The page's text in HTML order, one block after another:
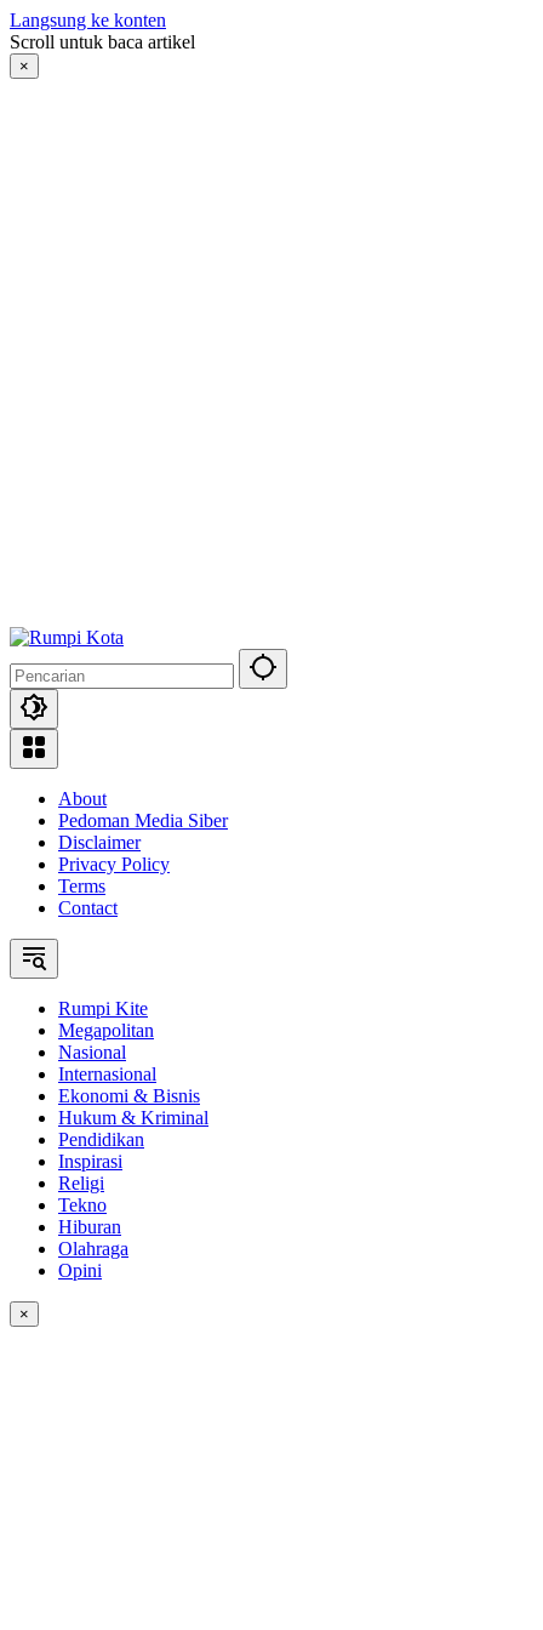
Langsung ke konten
Scroll untuk baca artikel
×
About
Pedoman Media Siber
Disclaimer
Privacy Policy
Terms
Contact
Rumpi Kite
Megapolitan
Nasional
Internasional
Ekonomi & Bisnis
Hukum & Kriminal
Pendidikan
Inspirasi
Religi
Tekno
Hiburan
Olahraga
Opini
×